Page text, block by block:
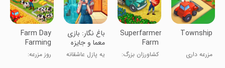
Township
مزرعه داری
Superfarmers:
Farm
Simulator
کشاورزان بزرگ:
‏‏‏‏‏‏‏‏‏‏‏‏‏‏باغ نگار: بازی
معما و جایزه
یه پازل عاشقانه
Farm Day
Farming
Offline
Games
روز مزرعه: